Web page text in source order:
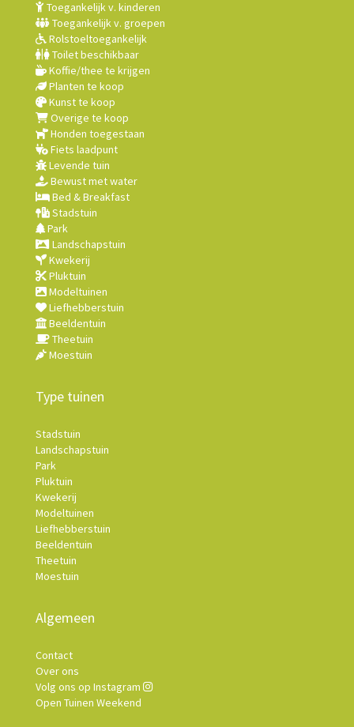
Toegankelijk v. kinderen
Toegankelijk v. groepen
Rolstoeltoegankelijk
Toilet beschikbaar
Koffie/thee te krijgen
Planten te koop
Kunst te koop
Overige te koop
Honden toegestaan
Fiets laadpunt
Levende tuin
Bewust met water
Bed & Breakfast
Stadstuin
Park
Landschapstuin
Kwekerij
Pluktuin
Modeltuinen
Liefhebberstuin
Beeldentuin
Theetuin
Moestuin
Type tuinen
Stadstuin
Landschapstuin
Park
Pluktuin
Kwekerij
Modeltuinen
Liefhebberstuin
Beeldentuin
Theetuin
Moestuin
Algemeen
Contact
Over ons
Volg ons op Instagram
Open Tuinen Weekend